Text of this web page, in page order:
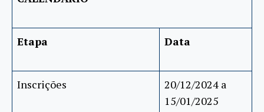
Etapa Data
Inscrições
20/12/2024 a
15/01/2025